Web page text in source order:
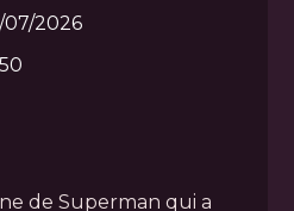
07/2026
de Superman qui a